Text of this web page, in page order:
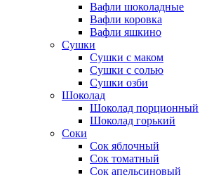
Вафли шоколадные
Вафли коровка
Вафли яшкино
Сушки
Сушки с маком
Сушки с солью
Сушки озби
Шоколад
Шоколад порционный
Шоколад горький
Соки
Сок яблочный
Сок томатный
Сок апельсиновый